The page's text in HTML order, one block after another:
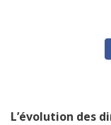
L’évolution des